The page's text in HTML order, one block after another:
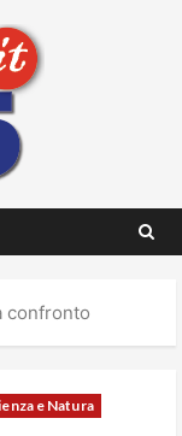
confronto
e Natura